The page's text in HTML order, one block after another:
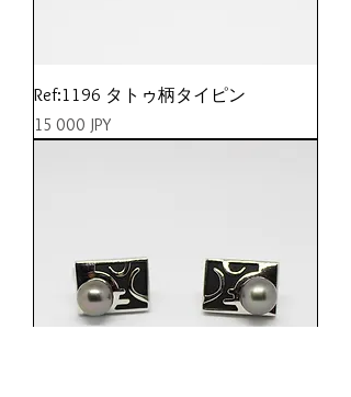
Ref:1196 タトゥ柄タイピン
Prix
15 000 JPY